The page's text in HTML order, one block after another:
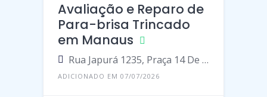
Avaliação e Reparo de
Para-brisa Trincado
em Manaus
Rua Japurá 1235, Praça 14 De Janeiro, Manaus - Amazonas, 69020-180, Brasil
ADICIONADO EM 07/07/2026